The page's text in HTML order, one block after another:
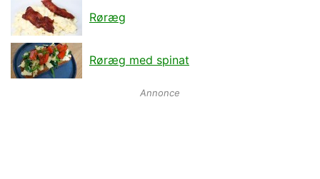
Røræg
Røræg med spinat
Annonce